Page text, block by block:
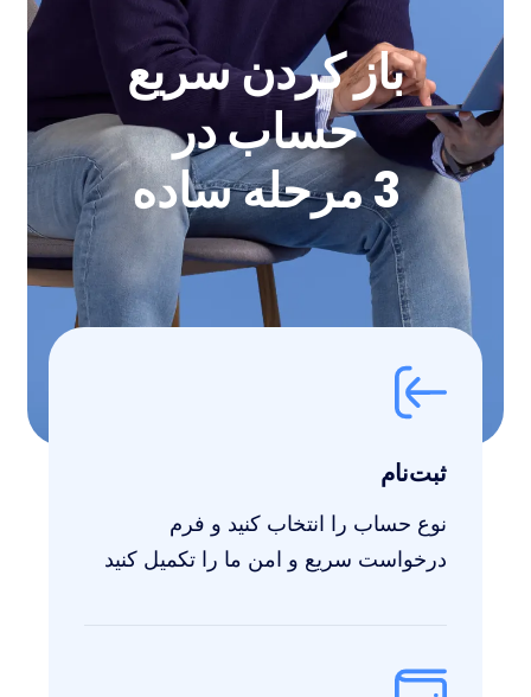
باز کردن سریع
حساب در
3 مرحله ساده
ثبت‌نام
نوع حساب را انتخاب کنید و فرم
درخواست سریع و امن ما را تکمیل کنید